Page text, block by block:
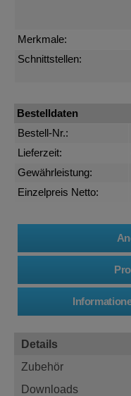
Merkmale:
Schnittstellen:
Bestelldaten
Bestell-Nr.:
Lieferzeit:
Gewährleistung:
Einzelpreis Netto:
Details
Zubehör
Downloads